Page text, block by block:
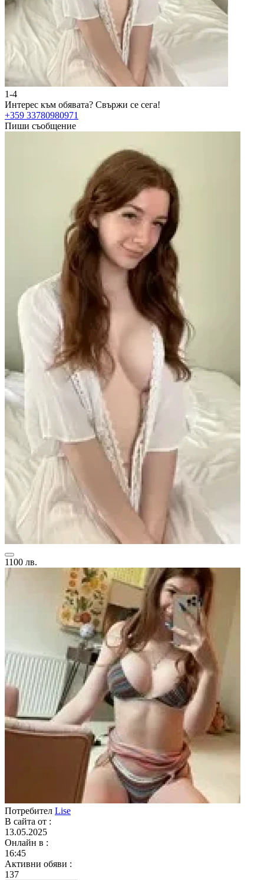
1-4
Интерес към обявата? Свържи се сега!
+359 33780980971
Пиши съобщение
1100 лв.
Потребител Lise
В сайта от :
13.05.2025
Онлайн в :
16:45
Активни обяви :
137